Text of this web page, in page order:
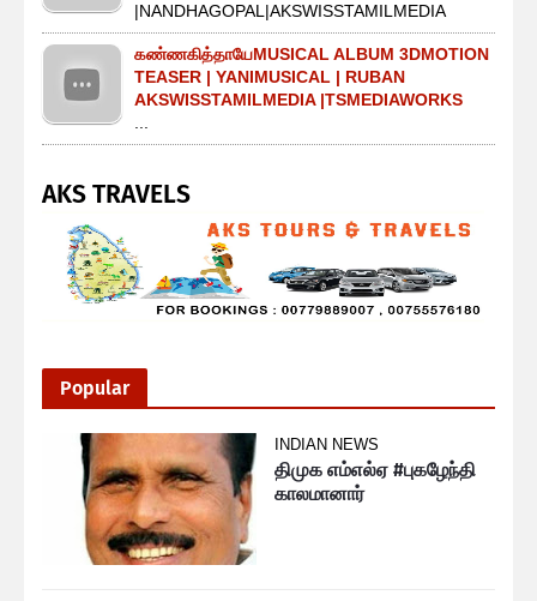
|NANDHAGOPAL|AKSWISSTAMILMEDIA
கண்ணகித்தாயேMUSICAL ALBUM 3DMOTION
TEASER | YANIMUSICAL | RUBAN
AKSWISSTAMILMEDIA |TSMEDIAWORKS
...
AKS TRAVELS
Popular
INDIAN NEWS
திமுக எம்எல்ஏ #புகழேந்தி
காலமானார்